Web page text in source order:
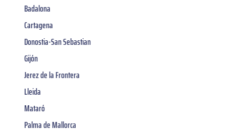
Badalona
Cartagena
Donostia-San Sebastian
Gijón
Jerez de la Frontera
Lleida
Mataró
Palma de Mallorca